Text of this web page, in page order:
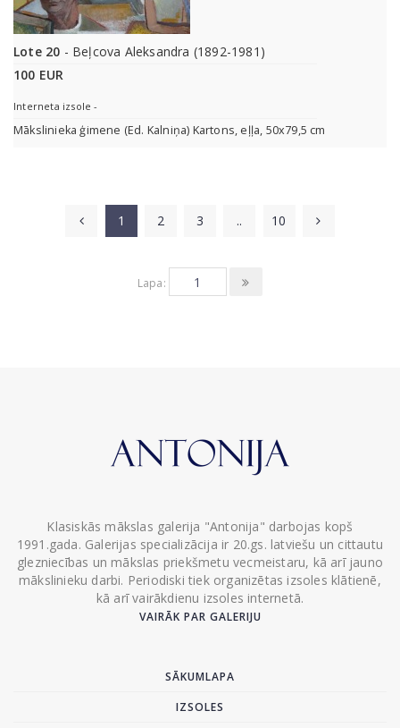
Lote 20 - Beļcova Aleksandra (1892-1981)
100 EUR
Interneta izsole -
Mākslinieka ģimene (Ed. Kalniņa) Kartons, eļļa, 50x79,5 cm
1 2 3 .. 10
Lapa:
Klasiskās mākslas galerija "Antonija" darbojas kopš
1991.gada. Galerijas specializācija ir 20.gs. latviešu un cittautu
glezniecības un mākslas priekšmetu vecmeistaru, kā arī jauno
mākslinieku darbi. Periodiski tiek organizētas izsoles klātienē,
kā arī vairākdienu izsoles internetā.
VAIRĀK PAR GALERIJU
SĀKUMLAPA
IZSOLES